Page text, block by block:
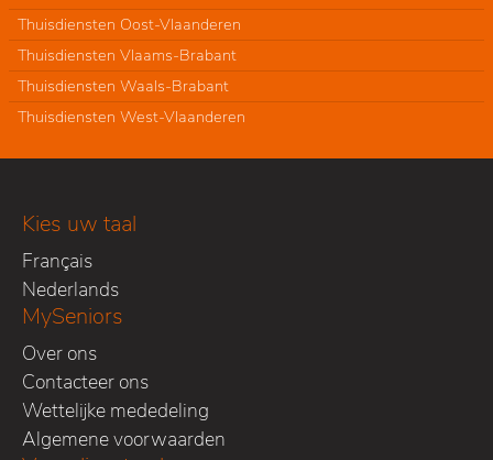
Thuisdiensten Oost-Vlaanderen
Thuisdiensten Vlaams-Brabant
Thuisdiensten Waals-Brabant
Thuisdiensten West-Vlaanderen
Kies uw taal
Français
Nederlands
MySeniors
Over ons
Contacteer ons
Wettelijke mededeling
Algemene voorwaarden